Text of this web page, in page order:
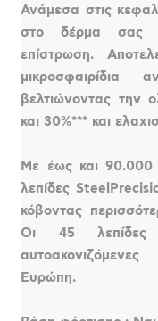
Ανάμεσα στις
στο δέρμα σας
επίστρωση.
μικροσφαιρίδια
βελτιώνοντας την
και 30%*** και
Με έως και 90.000
λεπίδες
κόβοντας
Οι 45 λεπίδες
Ευρώπη.